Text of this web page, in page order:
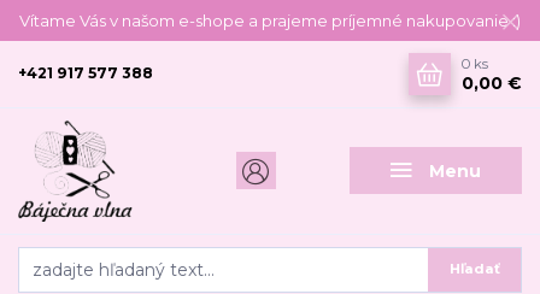
Vítame Vás v našom e-shope a prajeme príjemné nakupovanie :)
Menu
Hľadať
+421 917 577 388
0 ks
0,00 €